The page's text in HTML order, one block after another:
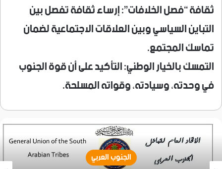
ثقافة “فصل الخلافات”: إرساء ثقافة تفصل بين
التباين السياسي وبين العلاقات الاجتماعية لضمان
تماسك المجتمع.
التمسك بالخيار الوطني: التأكيد على أن قوة الجنوب
في وحدته، وسيادته، وقواته المسلحة.
الجنوب العربي